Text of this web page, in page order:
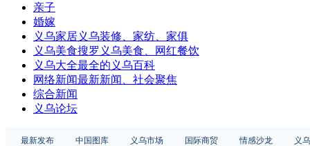
亲子
婚嫁
义乌家居义乌装修、家纺、家俱
义乌美食搜罗义乌美食、网红餐饮
义乌大全最全的义乌百科
网络新闻最新新闻、社会聚焦
综合新闻
义乌论坛
最新发布 中国图库 义乌市场 国际商贸 情感沙龙
义